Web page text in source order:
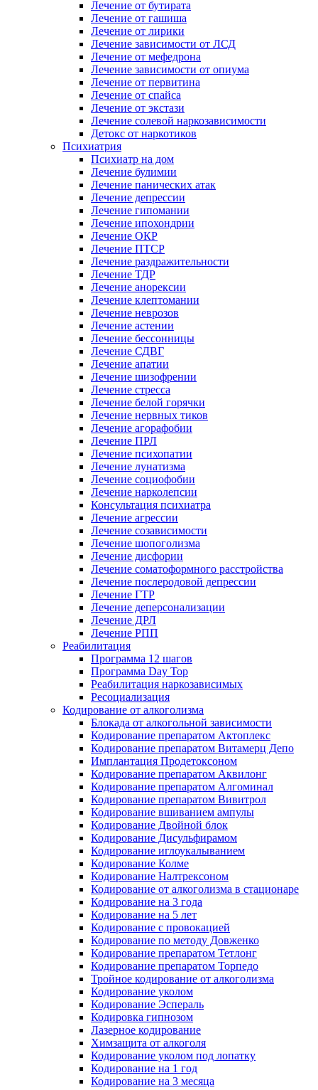
Лечение от бутирата
Лечение от гашиша
Лечение от лирики
Лечение зависимости от ЛСД
Лечение от мефедрона
Лечение зависимости от опиума
Лечение от первитина
Лечение от спайса
Лечение от экстази
Лечение солевой наркозависимости
Детокс от наркотиков
Психиатрия
Психиатр на дом
Лечение булимии
Лечение панических атак
Лечение депрессии
Лечение гипомании
Лечение ипохондрии
Лечение ОКР
Лечение ПТСР
Лечение раздражительности
Лечение ТДР
Лечение анорексии
Лечение клептомании
Лечение неврозов
Лечение астении
Лечение бессонницы
Лечение СДВГ
Лечение апатии
Лечение шизофрении
Лечение стресса
Лечение белой горячки
Лечение нервных тиков
Лечение агорафобии
Лечение ПРЛ
Лечение психопатии
Лечение лунатизма
Лечение социофобии
Лечение нарколепсии
Консультация психиатра
Лечение агрессии
Лечение созависимости
Лечение шопоголизма
Лечение дисфории
Лечение соматоформного расстройства
Лечение послеродовой депрессии
Лечение ГТР
Лечение деперсонализации
Лечение ДРЛ
Лечение РПП
Реабилитация
Программа 12 шагов
Программа Day Top
Реабилитация наркозависимых
Ресоциализация
Кодирование от алкоголизма
Блокада от алкогольной зависимости
Кодирование препаратом Актоплекс
Кодирование препаратом Витамерц Депо
Имплантация Продетоксоном
Кодирование препаратом Аквилонг
Кодирование препаратом Алгоминал
Кодирование препаратом Вивитрол
Кодирование вшиванием ампулы
Кодирование Двойной блок
Кодирование Дисульфирамом
Кодирование иглоукалыванием
Кодирование Колме
Кодирование Налтрексоном
Кодирование от алкоголизма в стационаре
Кодирование на 3 года
Кодирование на 5 лет
Кодирование с провокацией
Кодирование по методу Довженко
Кодирование препаратом Тетлонг
Кодирование препаратом Торпедо
Тройное кодирование от алкоголизма
Кодирование уколом
Кодирование Эспераль
Кодировка гипнозом
Лазерное кодирование
Химзащита от алкоголя
Кодирование уколом под лопатку
Кодирование на 1 год
Кодирование на 3 месяца